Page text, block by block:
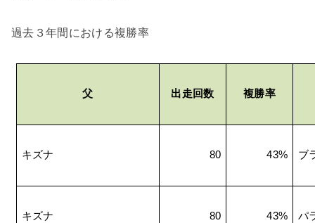
過去３年間における複勝率
父 出走回数 複勝率
キズナ 80 43% ブ
キズナ 80 43% パ